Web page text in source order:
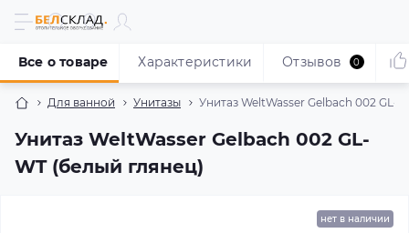
Для ванной Унитазы Унитаз WeltWasser Gelbach 002 GL-
Унитаз WeltWasser Gelbach 002 GL-
WT (белый глянец)
Все о товаре Характеристики Отзывов 0
нет в наличии